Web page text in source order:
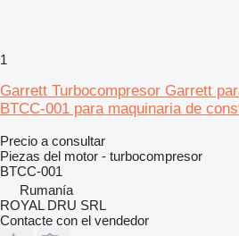
1
Garrett Turbocompresor Garrett
BTCC-001 para maquinaria de
Precio a consultar
Piezas del motor - turbocompresor
BTCC-001
Rumanía
ROYAL DRU SRL
Contacte con el vendedor